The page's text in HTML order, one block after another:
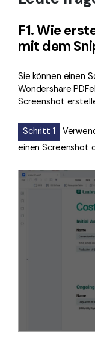
F1. Wie
mit dem
Sie können einen
Wondershare
Screenshot
Schritt 1
einen Screenshot